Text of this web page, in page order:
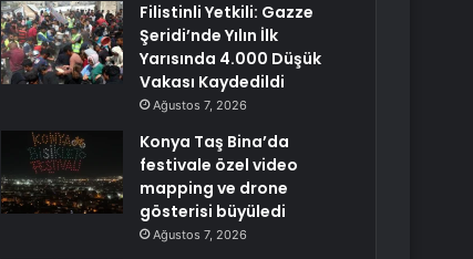
Filistinli Yetkili: Gazze
Şeridi’nde Yılın İlk
Yarısında 4.000 Düşük
Vakası Kaydedildi
Ağustos 7, 2026
Konya Taş Bina’da
festivale özel video
mapping ve drone
gösterisi büyüledi
Ağustos 7, 2026